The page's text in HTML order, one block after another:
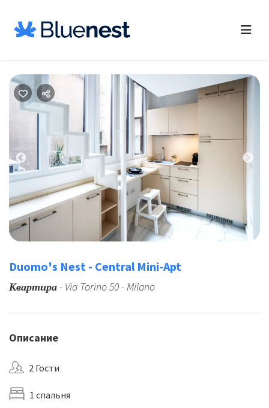
Previous
Duomo's Nest - Central Mini-Apt
Квартира- Via Torino 50 - Milano
Описание
2 Гости
1 cпальня